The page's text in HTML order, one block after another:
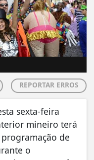
REPORTAR ERROS
sexta-feira
mineiro terá
de
o